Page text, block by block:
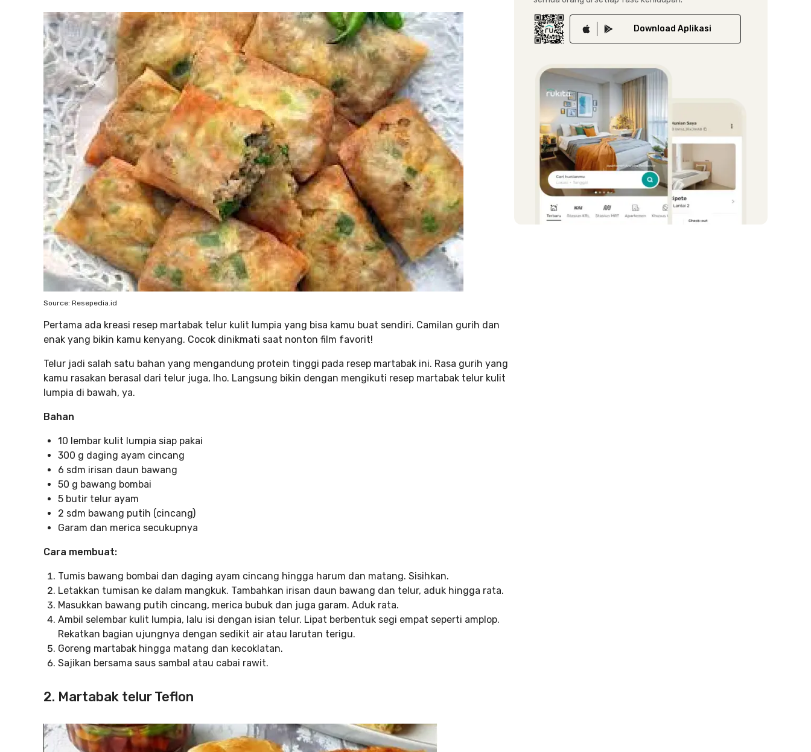
Source: Resepedia.id
Pertama ada kreasi resep martabak telur kulit lumpia yang bisa kamu buat sendiri. Camilan gurih dan
enak yang bikin kamu kenyang. Cocok dinikmati saat nonton film favorit!
Telur jadi salah satu bahan yang mengandung protein tinggi pada resep martabak ini. Rasa gurih yang
kamu rasakan berasal dari telur juga, lho. Langsung bikin dengan mengikuti resep martabak telur kulit
lumpia di bawah, ya.
Bahan
10 lembar kulit lumpia siap pakai
300 g daging ayam cincang
6 sdm irisan daun bawang
50 g bawang bombai
5 butir telur ayam
2 sdm bawang putih (cincang)
Garam dan merica secukupnya
Cara membuat:
Tumis bawang bombai dan daging ayam cincang hingga harum dan matang. Sisihkan.
Letakkan tumisan ke dalam mangkuk. Tambahkan irisan daun bawang dan telur, aduk hingga rata.
Masukkan bawang putih cincang, merica bubuk dan juga garam. Aduk rata.
Ambil selembar kulit lumpia, lalu isi dengan isian telur. Lipat berbentuk segi empat seperti amplop.
Rekatkan bagian ujungnya dengan sedikit air atau larutan terigu.
Goreng martabak hingga matang dan kecoklatan.
Sajikan bersama saus sambal atau cabai rawit.
2. Martabak telur Teflon
Download Aplikasi